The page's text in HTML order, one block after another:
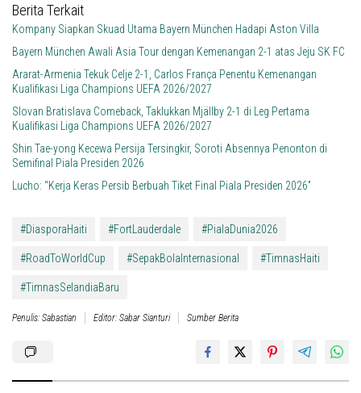
Berita Terkait
Kompany Siapkan Skuad Utama Bayern München Hadapi Aston Villa
Bayern München Awali Asia Tour dengan Kemenangan 2-1 atas Jeju SK FC
Ararat-Armenia Tekuk Celje 2-1, Carlos França Penentu Kemenangan
Kualifikasi Liga Champions UEFA 2026/2027
Slovan Bratislava Comeback, Taklukkan Mjällby 2-1 di Leg Pertama
Kualifikasi Liga Champions UEFA 2026/2027
Shin Tae-yong Kecewa Persija Tersingkir, Soroti Absennya Penonton di
Semifinal Piala Presiden 2026
Lucho: “Kerja Keras Persib Berbuah Tiket Final Piala Presiden 2026”
#DiasporaHaiti #FortLauderdale #PialaDunia2026
#RoadToWorldCup #SepakBolaInternasional #TimnasHaiti
#TimnasSelandiaBaru
Penulis: Sabastian Editor: Sabar Sianturi Sumber Berita